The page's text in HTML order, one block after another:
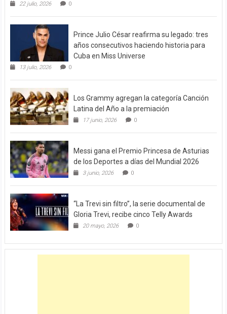
22 julio, 2026 0
Prince Julio César reafirma su legado: tres
años consecutivos haciendo historia para
Cuba en Miss Universe
13 julio, 2026 0
Los Grammy agregan la categoría Canción
Latina del Año a la premiación
17 junio, 2026 0
Messi gana el Premio Princesa de Asturias
de los Deportes a días del Mundial 2026
3 junio, 2026 0
“La Trevi sin filtro”, la serie documental de
Gloria Trevi, recibe cinco Telly Awards
20 mayo, 2026 0